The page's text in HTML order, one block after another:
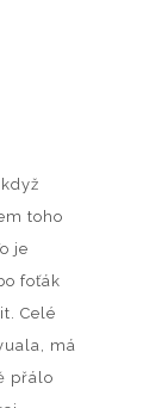
toho
je
foťák
Celé
má
přálo